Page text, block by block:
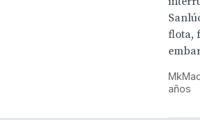
flota,
años